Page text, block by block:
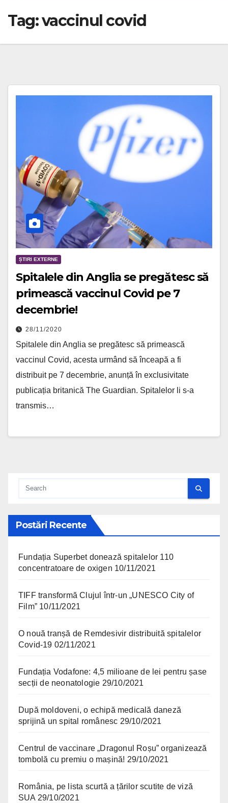
Tag:vaccinul covid
ȘTIRI EXTERNE
Spitalele din Anglia se pregătesc să
primească vaccinul Covid pe 7
decembrie!
28/11/2020
Spitalele din Anglia se pregătesc să primească
vaccinul Covid, acesta urmând să înceapă a fi
distribuit pe 7 decembrie, anunță în exclusivitate
publicația britanică The Guardian. Spitalelor li s-a
transmis…
Postări Recente
Fundația Superbet donează spitalelor 110
concentratoare de oxigen 10/11/2021
TIFF transformă Clujul într-un „UNESCO City of
Film” 10/11/2021
O nouă tranșă de Remdesivir distribuită spitalelor
Covid-19 02/11/2021
Fundația Vodafone: 4,5 milioane de lei pentru șase
secții de neonatologie 29/10/2021
După moldoveni, o echipă medicală daneză
sprijină un spital românesc 29/10/2021
Centrul de vaccinare „Dragonul Roșu” organizează
tombolă cu premiu o mașină! 29/10/2021
România, pe lista scurtă a țărilor scutite de viză
SUA 29/10/2021